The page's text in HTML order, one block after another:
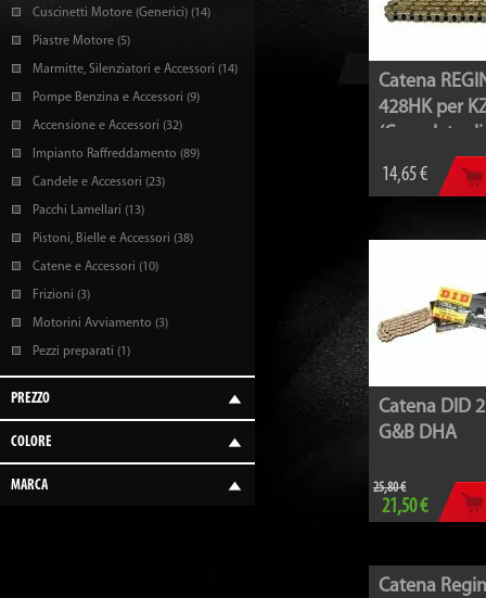
Catena
428HK per
(Completa di
14,65 €
Catena DID
G&B DHA
25,80 €
21,50 €
Catena
Cuscinetti Motore (Generici) (14)
Piastre Motore (5)
Marmitte, Silenziatori e Accessori (14)
Pompe Benzina e Accessori (9)
Accensione e Accessori (32)
Impianto Raffreddamento (89)
Candele e Accessori (23)
Pacchi Lamellari (13)
Pistoni, Bielle e Accessori (38)
Catene e Accessori (10)
Frizioni (3)
Motorini Avviamento (3)
Pezzi preparati (1)
PREZZO
COLORE
MARCA